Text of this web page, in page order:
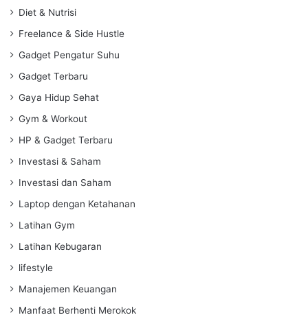
Diet & Nutrisi
Freelance & Side Hustle
Gadget Pengatur Suhu
Gadget Terbaru
Gaya Hidup Sehat
Gym & Workout
HP & Gadget Terbaru
Investasi & Saham
Investasi dan Saham
Laptop dengan Ketahanan
Latihan Gym
Latihan Kebugaran
lifestyle
Manajemen Keuangan
Manfaat Berhenti Merokok